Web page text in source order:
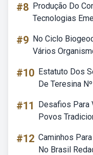
#8 Produção Do
Tecnologias
#9 No Ciclo
Vários
#10 Estatuto Dos
De Teresina
#11
Desafios Para
Povos
#12 Caminhos
No Brasil